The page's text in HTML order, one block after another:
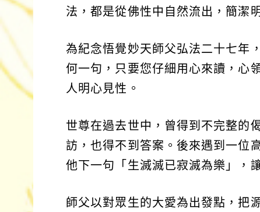
法，都是從佛性中自然流出，簡潔
為紀念悟覺妙天師父弘法二十七年
何一句，只要您仔細用心來讀，心
人明心見性。
世尊在過去世中，曾得到不完整的
訪，也得不到答案。後來遇到一位
他下一句「生滅滅已寂滅為樂」，
師父以對眾生的大愛為出發點，把